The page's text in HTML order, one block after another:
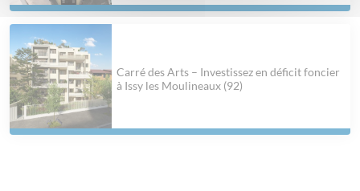
Carré des Arts – Investissez en déficit foncier
à Issy les Moulineaux (92)